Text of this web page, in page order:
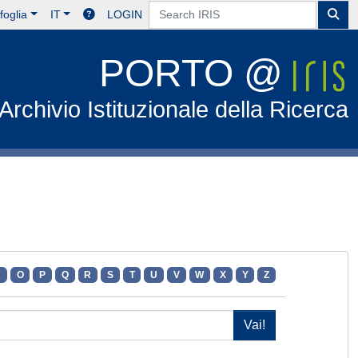
IT LOGIN
PORTO @
Istituzionale della Ricerca
O P Q R S T U V W X Y Z